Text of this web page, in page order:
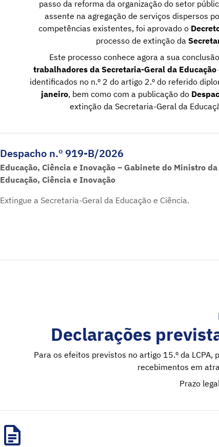
passo da reforma da organização do setor
assente na agregação de serviços dispersos
competências existentes, foi aprovado o
processo de extinção da
Este processo conhece agora a sua
trabalhadores da Secretaria-Geral da Educação
identificados no n.º 2 do artigo 2.º do referido
janeiro, bem como com a publicação do
extinção da Secretaria-Geral da
Despacho n.º 919-B/2026
Educação, Ciência e Inovação – Gabinete do Ministro da
Educação, Ciência e Inovação
Extingue a Secretaria-Geral da Educação e Ciência.
Declarações
Para os efeitos previstos no artigo 15.º da
recebimentos em
Prazo